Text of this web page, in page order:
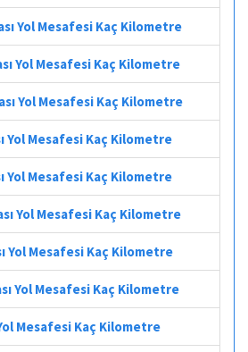
Yol Mesafesi Kaç Kilometre
Yol Mesafesi Kaç Kilometre
Yol Mesafesi Kaç Kilometre
Yol Mesafesi Kaç Kilometre
Yol Mesafesi Kaç Kilometre
Yol Mesafesi Kaç Kilometre
Yol Mesafesi Kaç Kilometre
Yol Mesafesi Kaç Kilometre
Mesafesi Kaç Kilometre